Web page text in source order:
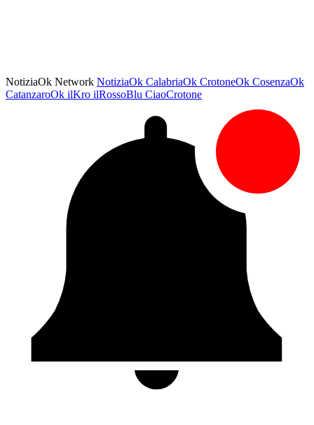
NotiziaOk Network NotiziaOk CalabriaOk CrotoneOk CosenzaOk
CatanzaroOk ilKro ilRossoBlu CiaoCrotone